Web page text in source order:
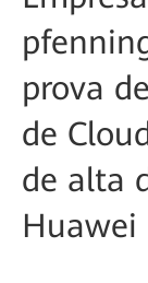
prova
de
de alta
Huawei